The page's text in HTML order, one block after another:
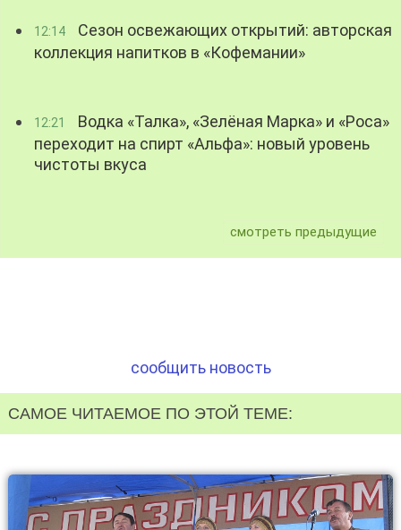
12:14
Сезон освежающих открытий: авторская
коллекция напитков в «Кофемании»
12:21
Водка «Талка», «Зелёная Марка» и «Роса»
переходит на спирт «Альфа»: новый уровень
чистоты вкуса
смотреть предыдущие
сообщить новость
САМОЕ ЧИТАЕМОЕ ПО ЭТОЙ ТЕМЕ: